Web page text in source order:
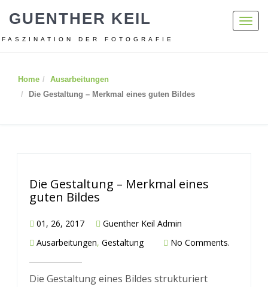
GUENTHER KEIL
FASZINATION DER FOTOGRAFIE
Home
Ausarbeitungen
Die Gestaltung – Merkmal eines guten Bildes
Die Gestaltung – Merkmal eines
guten Bildes
01, 26, 2017
Guenther Keil Admin
Ausarbeitungen, Gestaltung No Comments.
Die Gestaltung eines Bildes strukturiert